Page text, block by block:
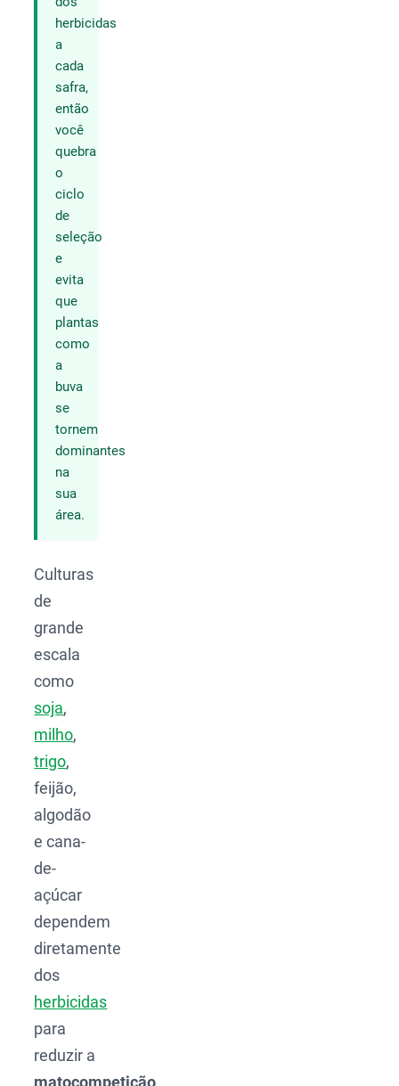
herbicidas
a
cada
safra,
então
você
quebra
o
ciclo
de
seleção
e
evita
que
plantas
como
a
buva
se
tornem
dominantes
na
sua
área.
Culturas
de
grande
escala
como
soja,
milho,
trigo,
feijão,
algodão
e cana-
de-
açúcar
dependem
diretamente
dos
herbicidas
para
reduzir a
matocompetição.